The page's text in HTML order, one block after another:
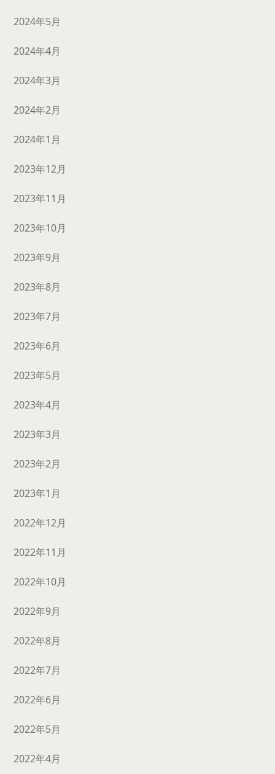
2024年5月
2024年4月
2024年3月
2024年2月
2024年1月
2023年12月
2023年11月
2023年10月
2023年9月
2023年8月
2023年7月
2023年6月
2023年5月
2023年4月
2023年3月
2023年2月
2023年1月
2022年12月
2022年11月
2022年10月
2022年9月
2022年8月
2022年7月
2022年6月
2022年5月
2022年4月